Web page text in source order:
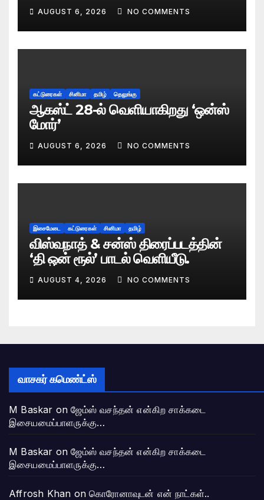
AUGUST 6, 2026 NO COMMENTS
கட்டுரைகள் சினிமா தமிழ் தெலுங்கு
ஆகஸ்ட் 28-ல் வெளியாகிறது ‘ஒன்ஸ்
மோர்’
AUGUST 6, 2026 NO COMMENTS
இசைமேடை கட்டுரைகள் சினிமா தமிழ்
விஸ்வநாத் & சன்ஸ் திரைப்படத்தின்
‘தி ஒன் ரூல்’ பாடல் வெளியீடு.
AUGUST 4, 2026 NO COMMENTS
வாசகர் கமெண்ட்ஸ்
M Baskar onஜேம்ஸ் வசந்தன் என்கிற சாக்கடை
இசையமைப்பாளருக்கு…
M Baskar onஜேம்ஸ் வசந்தன் என்கிற சாக்கடை
இசையமைப்பாளருக்கு…
Affrosh Khan onகொரோனாவுடன் என் நாட்கள்..